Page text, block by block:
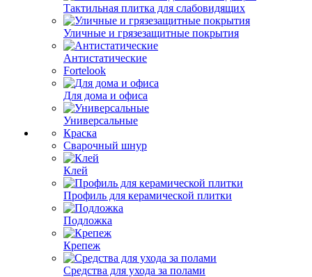
Тактильная плитка для слабовидящих
Уличные и грязезащитные покрытия
Антистатические
Fortelook
Для дома и офиса
Универсальные
Краска
Сварочный шнур
Клей
Профиль для керамической плитки
Подложка
Крепеж
Средства для ухода за полами